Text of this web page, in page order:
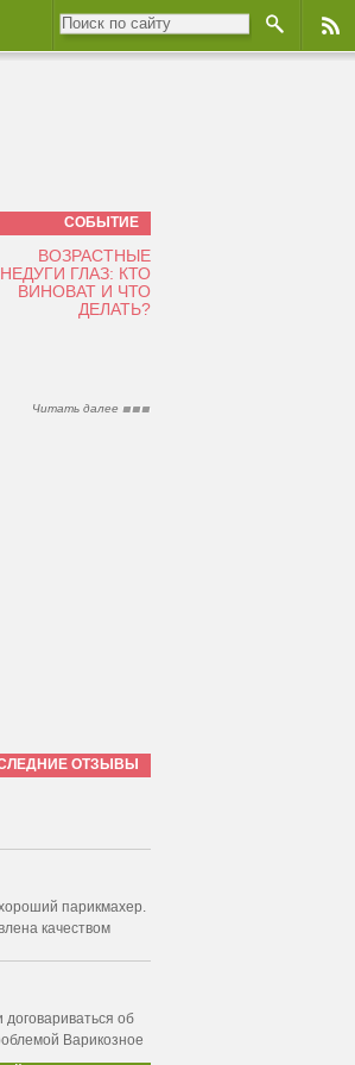
СОБЫТИЕ
ВОЗРАСТНЫЕ
НЕДУГИ ГЛАЗ: КТО
ВИНОВАТ И ЧТО
ДЕЛАТЬ?
Читать далее
ОТЗЫВЫ
парикмахер.
качеством
об
Варикозное